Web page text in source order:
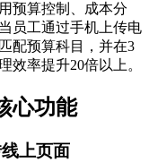
预算控制、成本分
员工通过手机上传电
配预算科目，并在3
效率提升20倍以上。
心功能
上页面